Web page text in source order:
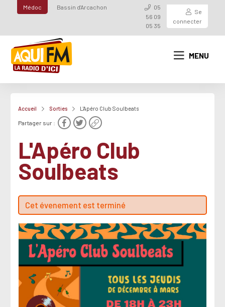
Médoc Bassin d'Arcachon
05
56 09
05 35
Se
connecter
MENU
Accueil Sorties L'Apéro Club Soulbeats
Partager sur :
L'Apéro Club
Soulbeats
Cet évenement est terminé